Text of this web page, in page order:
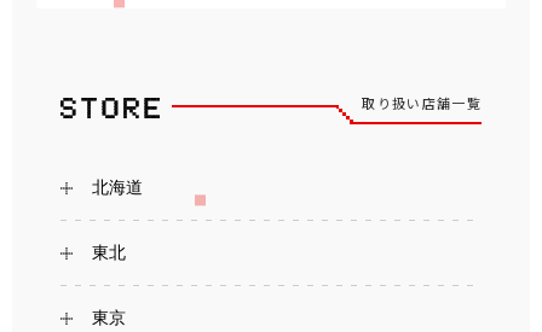
取り扱い店舗一覧
北海道
東北
東京